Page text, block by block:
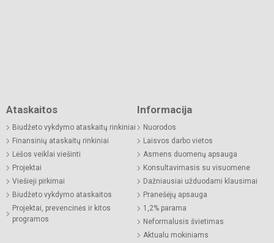
Ataskaitos
Biudžeto vykdymo ataskaitų rinkiniai
Finansinių ataskaitų rinkiniai
Lėšos veiklai viešinti
Projektai
Viešieji pirkimai
Biudžeto vykdymo ataskaitos
Projektai, prevencinės ir kitos
programos
Informacija
Nuorodos
Laisvos darbo vietos
Asmens duomenų apsauga
Konsultavimasis su visuomene
Dažniausiai užduodami klausimai
Pranešėjų apsauga
1,2% parama
Neformalusis švietimas
Aktualu mokiniams